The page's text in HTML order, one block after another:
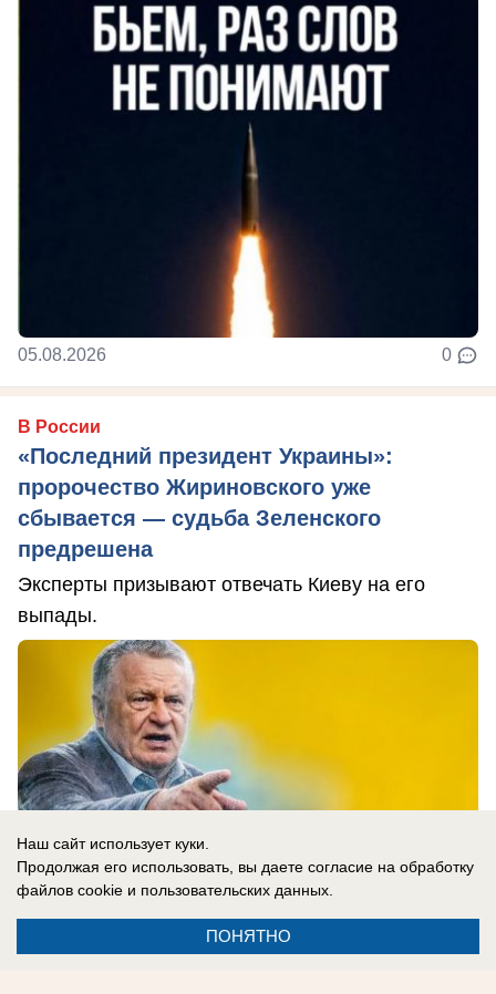
05.08.2026 0
В России
«Последний президент Украины»:
пророчество Жириновского уже
сбывается — судьба Зеленского
предрешена
Эксперты призывают отвечать Киеву на его
выпады.
Наш сайт использует куки.
Продолжая его использовать, вы даете согласие на обработку
файлов cookie и пользовательских данных.
ПОНЯТНО